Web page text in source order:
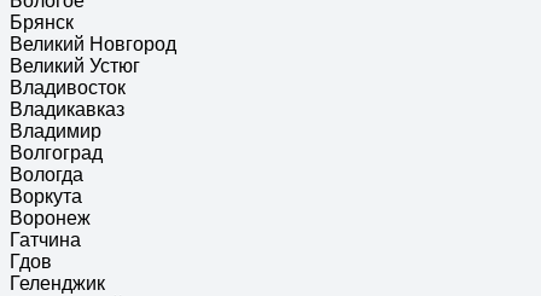
Брянск
Великий Новгород
Великий Устюг
Владивосток
Владикавказ
Владимир
Волгоград
Вологда
Воркута
Воронеж
Гатчина
Гдов
Геленджик